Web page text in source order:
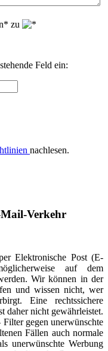
zu
Feld ein:
nachlesen.
Verkehr
Elektronische Post (E-
auf dem
Wir können in der
und wissen nicht, wer
Eine rechtssichere
daher nicht gewährleistet.
gegen unerwünschte
Fällen auch normale
unerwünschte Werbung